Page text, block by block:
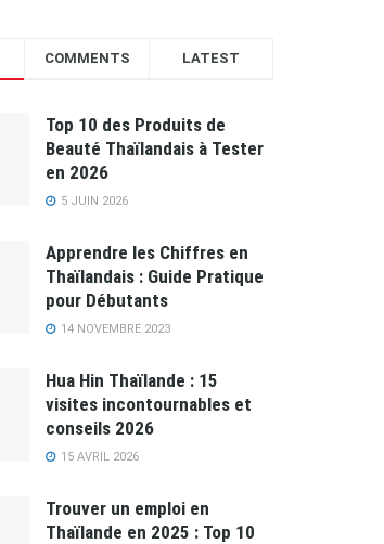
COMMENTS LATEST
Top 10 des Produits de
Beauté Thaïlandais à Tester
en 2026
5 JUIN 2026
Apprendre les Chiffres en
Thaïlandais : Guide Pratique
pour Débutants
14 NOVEMBRE 2023
Hua Hin Thaïlande : 15
visites incontournables et
conseils 2026
15 AVRIL 2026
Trouver un emploi en
Thaïlande en 2025 : Top 10